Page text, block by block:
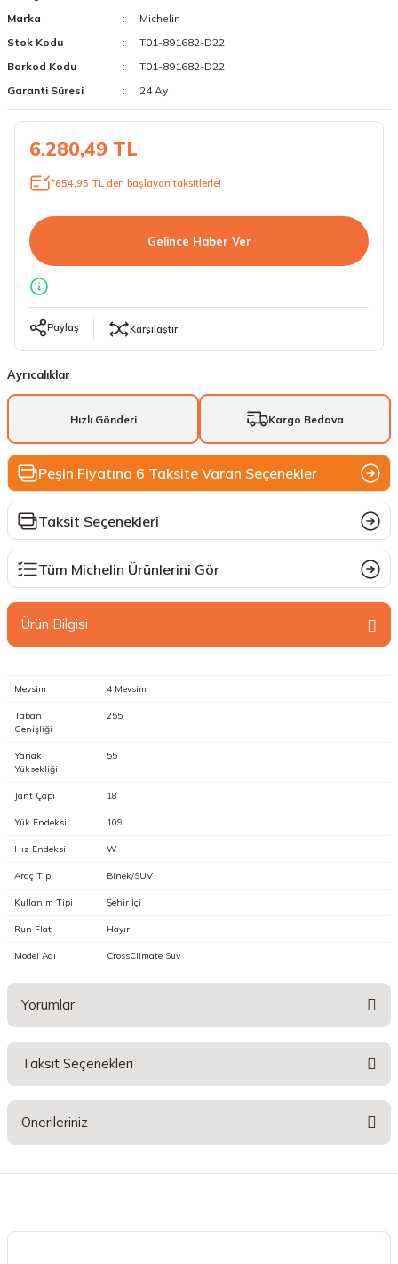
19 Lastikler
20 Lastikler
23 Lastikler
Marka
Michelin
Stok Kodu
T01-891682-D22
Barkod Kodu
T01-891682-D22
Garanti Süresi
24 Ay
6.280,49 TL
*654,95 TL den başlayan taksitlerle!
Gelince Haber Ver
Paylaş Karşılaştır
Ayrıcalıklar
Hızlı Gönderi Kargo Bedava
Peşin Fiyatına 6 Taksite Varan Seçenekler
Taksit Seçenekleri
Tüm Michelin Ürünlerini Gör
Ürün Bilgisi
Mevsim : 4 Mevsim
Taban
Genişliği
: 255
Yanak
Yüksekliği
: 55
Jant Çapı : 18
Yük Endeksi : 109
Hız Endeksi : W
Araç Tipi : Binek/SUV
Kullanım Tipi : Şehir İçi
Run Flat : Hayır
Model Adı : CrossClimate Suv
Yorumlar
Taksit Seçenekleri
Önerileriniz